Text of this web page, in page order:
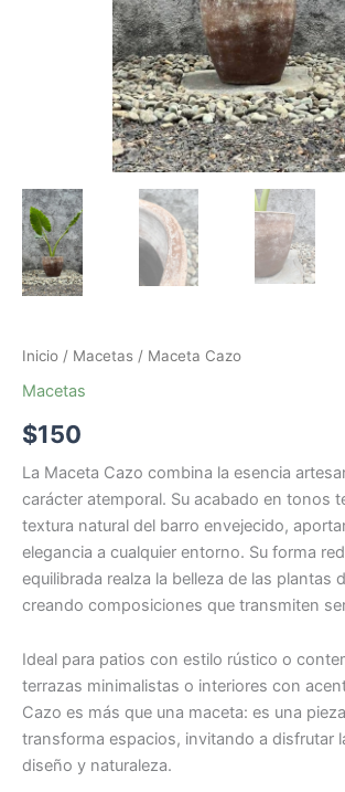
Inicio / Macetas / Maceta Cazo
Macetas
$150
La Maceta Cazo combina la esencia
carácter atemporal. Su acabado en tonos
textura natural del barro envejecido,
elegancia a cualquier entorno. Su forma
equilibrada realza la belleza de las plantas
creando composiciones que transmiten
Ideal para patios con estilo rústico o
terrazas minimalistas o interiores con
Cazo es más que una maceta: es una
transforma espacios, invitando a disfrutar
diseño y naturaleza.